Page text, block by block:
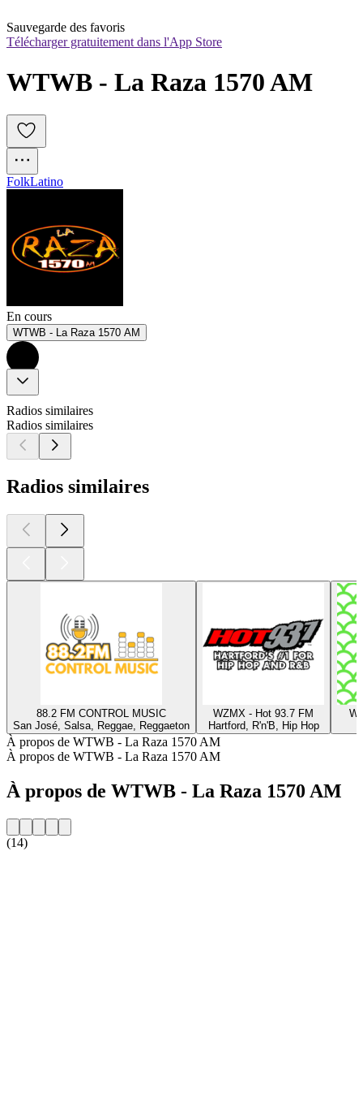
Sauvegarde des favoris
Télécharger gratuitement dans l'App Store
WTWB - La Raza 1570 AM
FolkLatino
En cours
WTWB - La Raza 1570 AM
Radios similaires
Radios similaires
Radios similaires
88.2 FM CONTROL MUSIC
San José, Salsa, Reggae, Reggaeton
WZMX - Hot 93.7 FM
Hartford, R'n'B, Hip Hop
À propos de WTWB - La Raza 1570 AM
À propos de WTWB - La Raza 1570 AM
À propos de WTWB - La Raza 1570 AM
(14)